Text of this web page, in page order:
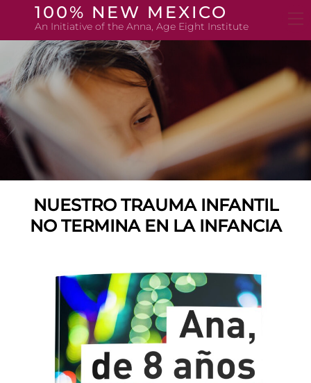
content
100% NEW MEXICO
An Initiative of the Anna, Age Eight Institute
NUESTRO TRAUMA INFANTIL
NO TERMINA EN LA INFANCIA